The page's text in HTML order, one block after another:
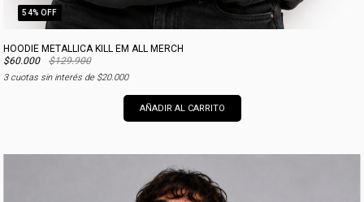
54% OFF
HOODIE METALLICA KILL EM ALL MERCH
$60.000
$129.900
3cuotas sin interés de $20.000
AÑADIR AL CARRITO